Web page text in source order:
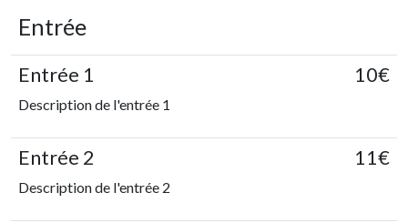
Entrée
Entrée 1
Description de l'entrée 1
10€
Entrée 2
Description de l'entrée 2
11€